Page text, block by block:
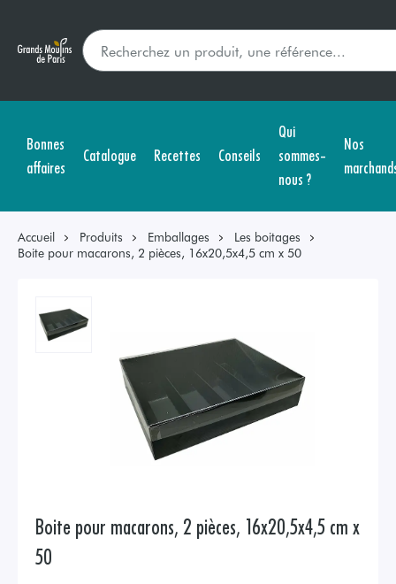
Bonnes
affaires
Catalogue Recettes Conseils
Qui
sommes-
nous ?
Nos
Accueil Produits Emballages
Les boitages
Boite pour macarons, 2 pièces, 16x20,5x4,5 cm x 50
Boite pour macarons, 2 pièces, 16x20,5x4,5 cm x
50